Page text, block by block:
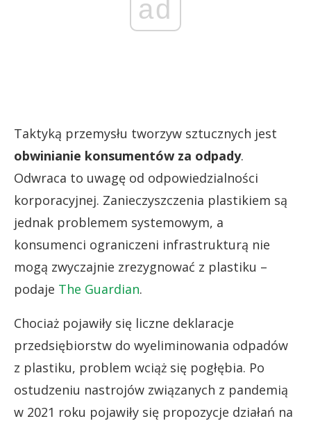
ad
Taktyką przemysłu tworzyw sztucznych jest
obwinianie konsumentów za odpady.
Odwraca to uwagę od odpowiedzialności
korporacyjnej. Zanieczyszczenia plastikiem są
jednak problemem systemowym, a
konsumenci ograniczeni infrastrukturą nie
mogą zwyczajnie zrezygnować z plastiku –
podaje The Guardian.
Chociaż pojawiły się liczne deklaracje
przedsiębiorstw do wyeliminowania odpadów
z plastiku, problem wciąż się pogłębia. Po
ostudzeniu nastrojów związanych z pandemią
w 2021 roku pojawiły się propozycje działań na